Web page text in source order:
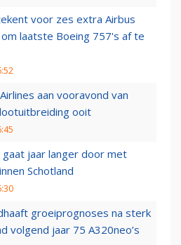
voor zes extra Airbus
laatste Boeing 757's af te
aan vooravond van
ooit
gaat jaar langer door met
Schotland
groeiprognoses na sterk
volgend jaar 75 A320neo’s